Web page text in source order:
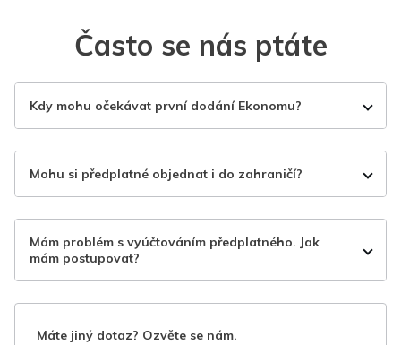
Často se nás ptáte
Kdy mohu očekávat první dodání Ekonomu?
Mohu si předplatné objednat i do zahraničí?
Mám problém s vyúčtováním předplatného. Jak
mám postupovat?
Máte jiný dotaz? Ozvěte se nám.